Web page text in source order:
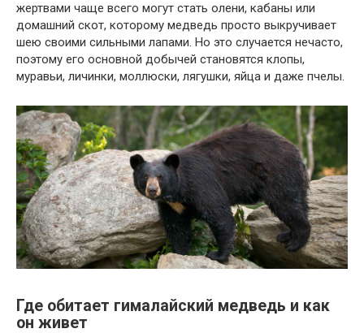
жертвами чаще всего могут стать олени, кабаны или
домашний скот, которому медведь просто выкручивает
шею своими сильными лапами. Но это случается нечасто,
поэтому его основной добычей становятся клопы,
муравьи, личинки, моллюски, лягушки, яйца и даже пчелы.
Где обитает гималайский медведь и как
он живет